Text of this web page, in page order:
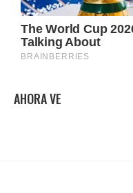
AHORA VE